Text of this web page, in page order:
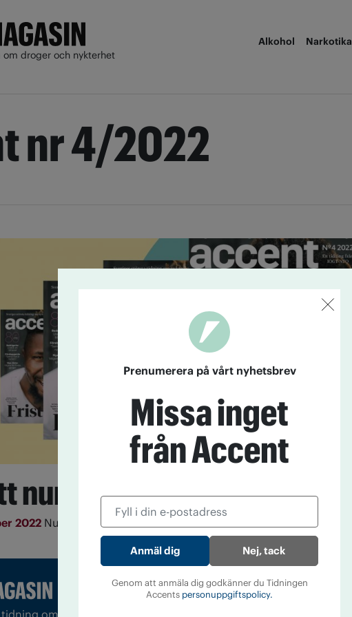
droger och nykterhet
Alkohol Narkotika
nr 4/2022
nummer av Accent!
2022 Nu har årets fjärde utgåva av Accent kommit ut.
om droger och nykterhet
Prenumerera på vårt nyhetsbrev
Missa inget
från Accent
Nej, tack
Genom att anmäla dig godkänner du Tidningen
Accents personuppgiftspolicy.